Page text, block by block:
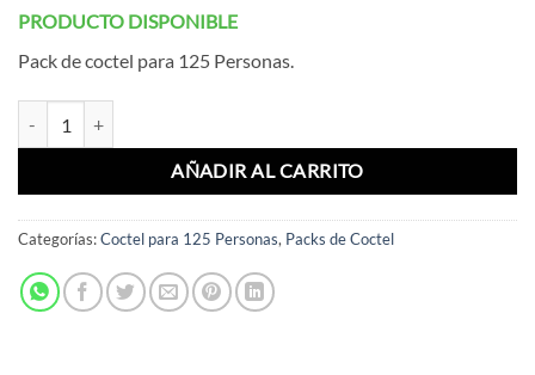
PRODUCTO DISPONIBLE
Pack de coctel para 125 Personas.
AÑADIR AL CARRITO
Categorías:Coctel para 125 Personas, Packs de Coctel